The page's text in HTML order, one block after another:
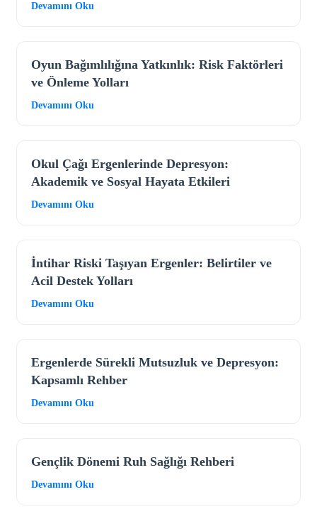
Devamını Oku
Oyun Bağımlılığına Yatkınlık: Risk Faktörleri
ve Önleme Yolları
Devamını Oku
Okul Çağı Ergenlerinde Depresyon:
Akademik ve Sosyal Hayata Etkileri
Devamını Oku
İntihar Riski Taşıyan Ergenler: Belirtiler ve
Acil Destek Yolları
Devamını Oku
Ergenlerde Sürekli Mutsuzluk ve Depresyon:
Kapsamlı Rehber
Devamını Oku
Gençlik Dönemi Ruh Sağlığı Rehberi
Devamını Oku